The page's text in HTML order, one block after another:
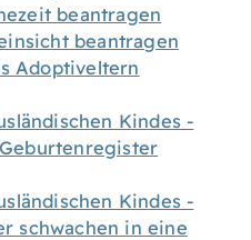
beantragen
beantragen
Adoptiveltern
Kindes -
Kindes -
schwachen in eine